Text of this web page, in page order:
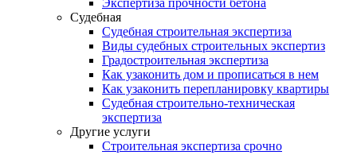
Судебная
Судебная строительная экспертиза
Виды судебных строительных экспертиз
Градостроительная экспертиза
Как узаконить дом и прописаться в нем
Как узаконить перепланировку квартиры
Судебная строительно-техническая
экспертиза
Другие услуги
Строительная экспертиза срочно